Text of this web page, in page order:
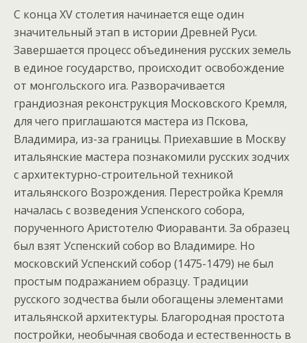
С конца XV столетия начинается еще один
значительный этап в истории Древней Руси.
Завершается процесс объединения русских земель
в единое государство, происходит освобождение
от монгольского ига. Разворачивается
грандиозная реконструкция Московского Кремля,
для чего приглашаются мастера из Пскова,
Владимира, из-за границы. Приехавшие в Москву
итальянские мастера познакомили русских зодчих
с архитектурно-строительной техникой
итальянского Возрождения. Перестройка Кремля
началась с возведения Успенского собора,
порученного Аристотелю Фиораванти. За образец
был взят Успенский собор во Владимире. Но
московский Успенский собор (1475-1479) не был
простым подражанием образцу. Традиции
русского зодчества были обогащены элементами
итальянской архитектуры. Благородная простота
постройки, необычная свобода и естественность в